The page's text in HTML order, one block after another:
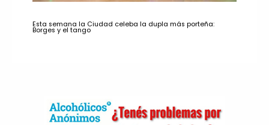
Esta semana la Ciudad celeba la dupla más porteña:
Borges y el tango